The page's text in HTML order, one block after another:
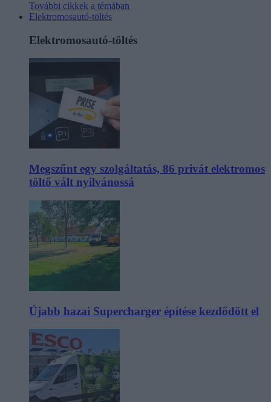
További cikkek a témában
Elektromosautó-töltés
Elektromosautó-töltés
Megszűnt egy szolgáltatás, 86 privát elektromos
töltő vált nyilvánossá
Újabb hazai Supercharger építése kezdődött el